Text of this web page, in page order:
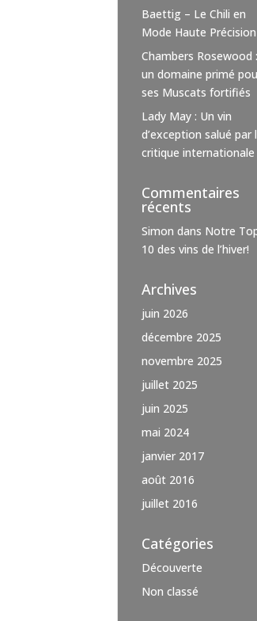
Baettig – Le Chili en
Mode Haute Précision
Chambers Rosewood :
un domaine primé
ses Muscats fortifiés
Lady May : Un vin
d’exception salué par
critique internationale
Commentaires
récents
Simon dans Notre
10 des vins de l’hiver!
Archives
juin 2026
décembre 2025
novembre 2025
juillet 2025
juin 2025
mai 2024
janvier 2017
août 2016
juillet 2016
Catégories
Découverte
Non classé